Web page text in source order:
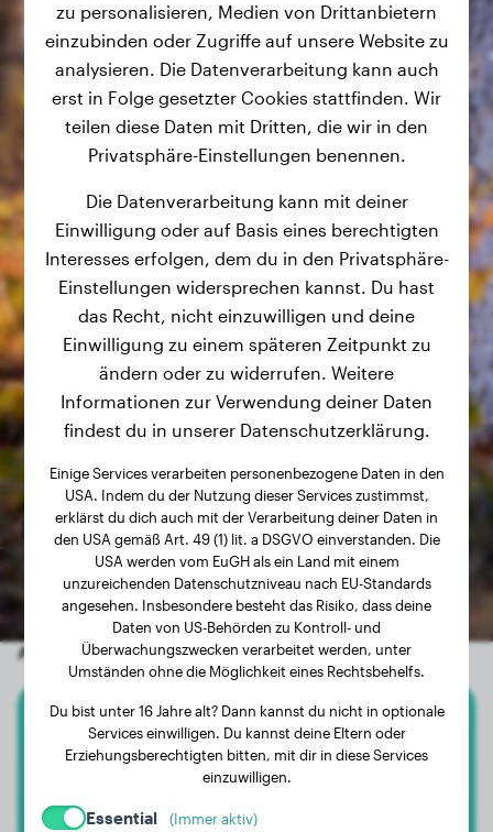
Andere zufällige Hunde
Dackel
Kanela
zu personalisieren, Medien von Drittanbietern
einzubinden oder Zugriffe auf unsere Website zu
analysieren. Die Datenverarbeitung kann auch
erst in Folge gesetzter Cookies stattfinden. Wir
teilen diese Daten mit Dritten, die wir in den
Privatsphäre-Einstellungen benennen.
Die Datenverarbeitung kann mit deiner
Einwilligung oder auf Basis eines berechtigten
Interesses erfolgen, dem du in den Privatsphäre-
Einstellungen widersprechen kannst. Du hast
das Recht, nicht einzuwilligen und deine
Einwilligung zu einem späteren Zeitpunkt zu
ändern oder zu widerrufen. Weitere
Informationen zur Verwendung deiner Daten
findest du in unserer Datenschutzerklärung.
Einige Services verarbeiten personenbezogene Daten in den
USA. Indem du der Nutzung dieser Services zustimmst,
erklärst du dich auch mit der Verarbeitung deiner Daten in
den USA gemäß Art. 49 (1) lit. a DSGVO einverstanden. Die
USA werden vom EuGH als ein Land mit einem
unzureichenden Datenschutzniveau nach EU-Standards
angesehen. Insbesondere besteht das Risiko, dass deine
Daten von US-Behörden zu Kontroll- und
Überwachungszwecken verarbeitet werden, unter
Umständen ohne die Möglichkeit eines Rechtsbehelfs.
Du bist unter 16 Jahre alt? Dann kannst du nicht in optionale
Services einwilligen. Du kannst deine Eltern oder
Erziehungsberechtigten bitten, mit dir in diese Services
einzuwilligen.
Essential (Immer aktiv)